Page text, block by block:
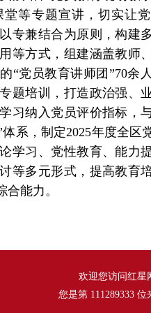
等专题宣讲，切实让
专兼结合为原则，构建
等方式，组建涵盖教师
“党员教育讲师团”70余
题培训，打造政治强、
习纳入党员评价指标，
系，制定2025年度全区
学习、党性教育、能力
等多元形式，提高教育
能力。
欢迎您访问红星
您是第 111289333 位